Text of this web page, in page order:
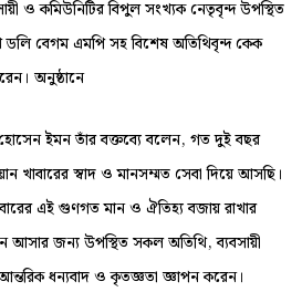
ও কমিউনিটির বিপুল সংখ্যক নেতৃবৃন্দ উপস্থিত
ডলি বেগম এমপি সহ বিশেষ অতিথিবৃন্দ কেক
অনুষ্ঠানে
ইমন তাঁর বক্তব্যে বলেন, গত দুই বছর
খাবারের স্বাদ ও মানসম্মত সেবা দিয়ে আসছি।
এই গুণগত মান ও ঐতিহ্য বজায় রাখার
আসার জন্য উপস্থিত সকল অতিথি, ব্যবসায়ী
ধন্যবাদ ও কৃতজ্ঞতা জ্ঞাপন করেন।